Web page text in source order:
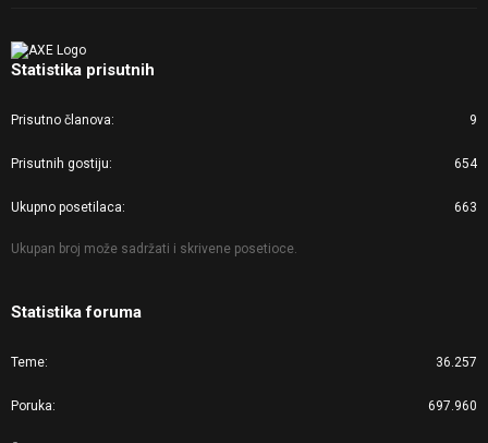
Statistika prisutnih
Prisutno članova 9
Prisutnih gostiju 654
Ukupno posetilaca 663
Ukupan broj može sadržati i skrivene posetioce.
Statistika foruma
Teme 36.257
Poruka 697.960